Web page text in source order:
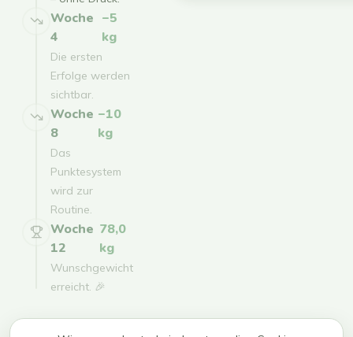
Woche
4
−5
kg
Die ersten
Erfolge werden
sichtbar.
Woche
8
−10
kg
Das
Punktesystem
wird zur
Routine.
Woche
12
78,0
kg
Wunschgewicht
erreicht. 🎉